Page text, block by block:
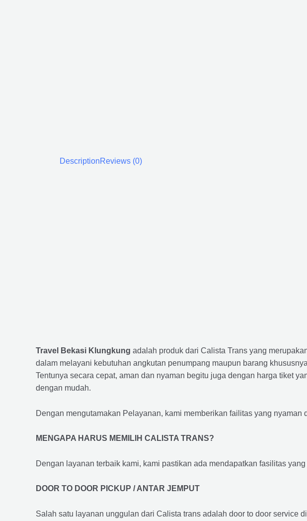
DescriptionReviews (0)
Travel Bekasi Klungkung adalah produk dari Calista Trans yang
dalam melayani kebutuhan angkutan penumpang maupun barang
Tentunya secara cepat, aman dan nyaman begitu juga dengan harga tiket
dengan mudah.
Dengan mengutamakan Pelayanan, kami memberikan failitas yang nyaman
MENGAPA HARUS MEMILIH CALISTA TRANS?
Dengan layanan terbaik kami, kami pastikan ada mendapatkan fasilitas
DOOR TO DOOR PICKUP / ANTAR JEMPUT
Salah satu layanan unggulan dari Calista trans adalah door to door service